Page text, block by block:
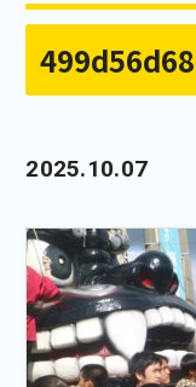
2025.10.07